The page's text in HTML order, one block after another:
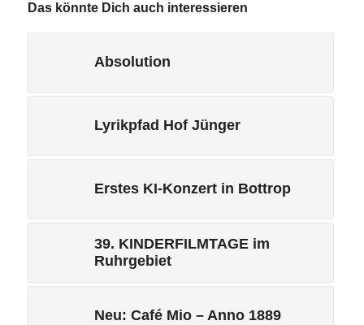
Das könnte Dich auch interessieren
Absolution
Lyrikpfad Hof Jünger
Erstes KI-Konzert in Bottrop
39. KINDERFILMTAGE im
Ruhrgebiet
Neu: Café Mio – Anno 1889